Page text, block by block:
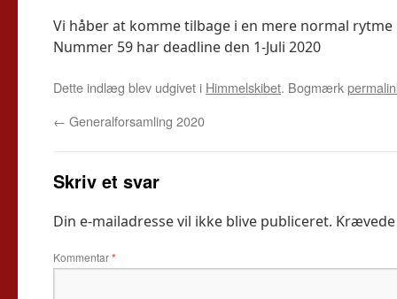
Vi håber at komme tilbage i en mere normal
Nummer 59 har deadline den 1-Juli 2020
Dette indlæg blev udgivet i Himmelskibet. Bogmærk
← Generalforsamling 2020
Skriv et svar
Din e-mailadresse vil ikke blive publiceret.
Kommentar*